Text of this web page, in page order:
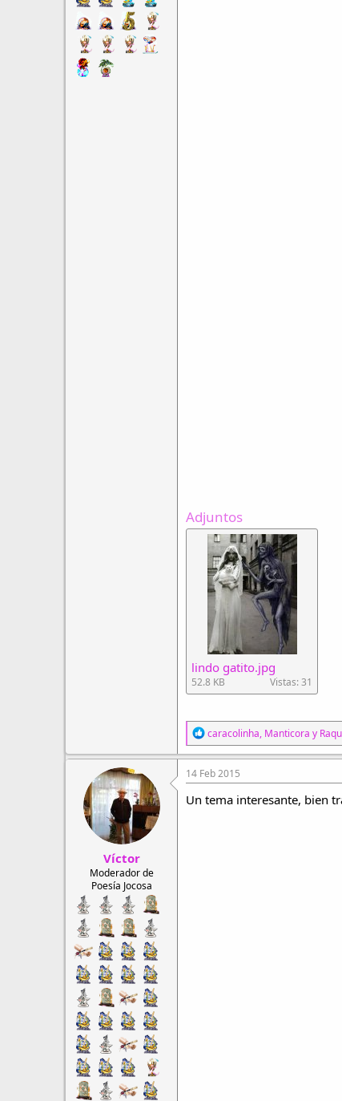
Adjuntos
lindo gatito.jpg
52.8 KB Vistas: 31
R
e
a
c
c
i
o
caracolinha, Manticora y
Víctor
Moderador de
Poesía Jocosa
14 Feb 2015
Un tema interesante, bien